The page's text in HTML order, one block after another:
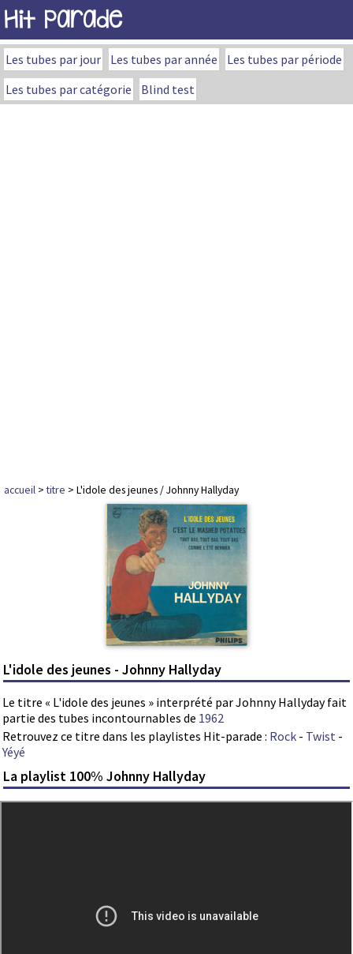
Hit Parade
Les tubes par jour Les tubes par année
Les tubes par période
Les tubes par catégorie
Blind test
accueil >titre > L'idole des jeunes / Johnny Hallyday
L'idole des jeunes - Johnny Hallyday
Le titre « L'idole des jeunes » interprété par Johnny Hallyday fait
partie des tubes incontournables de 1962
Retrouvez ce titre dans les playlistes Hit-parade : Rock - Twist -
Yéyé
La playlist 100% Johnny Hallyday